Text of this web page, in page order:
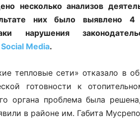
несколько анализов
них было выявлено 4
нарушения
Social Media.
тепловые сети» отказало в
готовности к
органа проблема была
в районе им. Габита